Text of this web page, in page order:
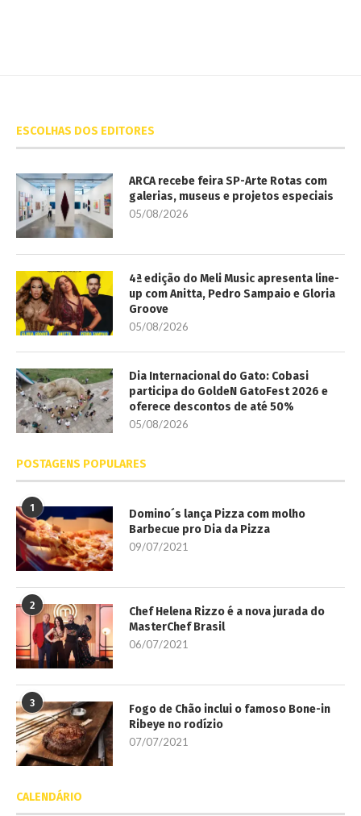
ESCOLHAS DOS EDITORES
ARCA recebe feira SP-Arte Rotas com
galerias, museus e projetos especiais
05/08/2026
4ª edição do Meli Music apresenta line-
up com Anitta, Pedro Sampaio e Gloria
Groove
05/08/2026
Dia Internacional do Gato: Cobasi
participa do GoldeN GatoFest 2026 e
oferece descontos de até 50%
05/08/2026
POSTAGENS POPULARES
1
Domino´s lança Pizza com molho
Barbecue pro Dia da Pizza
09/07/2021
2
Chef Helena Rizzo é a nova jurada do
MasterChef Brasil
06/07/2021
3
Fogo de Chão inclui o famoso Bone-in
Ribeye no rodízio
07/07/2021
CALENDÁRIO